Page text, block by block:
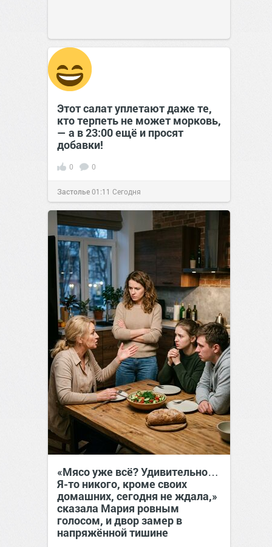
Этот салат уплетают даже те,
кто терпеть не может морковь,
— а в 23:00 ещё и просят
добавки!
0 0
Застолье01:11 Сегодня
«Мясо уже всё? Удивительно…
Я-то никого, кроме своих
домашних, сегодня не ждала,»
сказала Мария ровным
голосом, и двор замер в
напряжённой тишине